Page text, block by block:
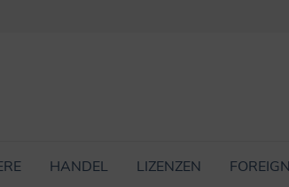
HANDEL LIZENZEN